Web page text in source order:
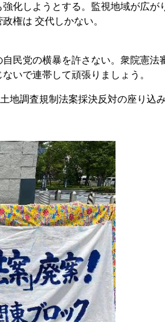
化しようとする。監視地域が広が
権は 交代しかない。
民党の横暴を許さない。衆院憲法
いで連帯して頑張りましょう。
地調査規制法案採決反対の座り込